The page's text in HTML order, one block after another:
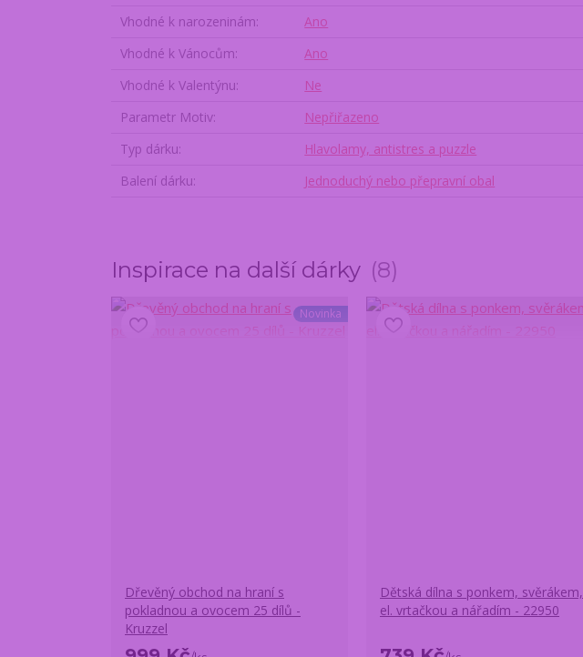
Vhodné k narozeninám
Ano
Vhodné k Vánocům
Ano
Vhodné k Valentýnu
Ne
Parametr Motiv
Nepřiřazeno
Typ dárku
Hlavolamy, antistres a puzzle
Balení dárku
Jednoduchý nebo přepravní obal
Inspirace na další dárky 8
Novinka
Dřevěný obchod na hraní s
pokladnou a ovocem 25 dílů -
Kruzzel
Dětská dílna s ponkem, svěrákem,
el. vrtačkou a nářadím - 22950